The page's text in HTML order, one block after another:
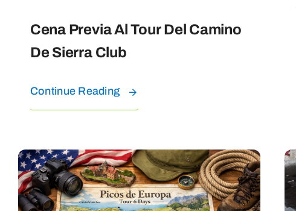
Cena Previa Al Tour Del Camino
De Sierra Club
Continue Reading